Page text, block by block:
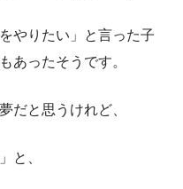
やりたい」と言った子
あったそうです。
だと思うけれど、
と、